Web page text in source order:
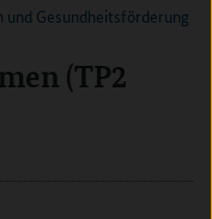
und Gesundheitsförderung
(TP2